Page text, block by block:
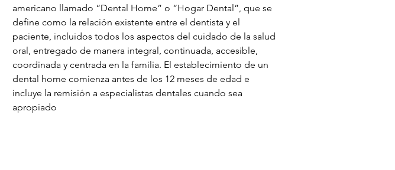
americano llamado “Dental Home” o “Hogar Dental”, que se
define como la relación existente entre el dentista y el
paciente, incluidos todos los aspectos del cuidado de la salud
oral, entregado de manera integral, continuada, accesible,
coordinada y centrada en la familia. El establecimiento de un
dental home comienza antes de los 12 meses de edad e
incluye la remisión a especialistas dentales cuando sea
apropiado